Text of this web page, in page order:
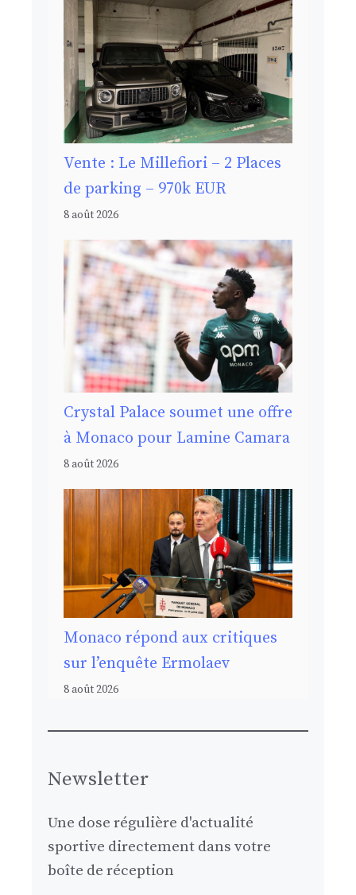
Vente : Le Millefiori – 2 Places
de parking – 970k EUR
8 août 2026
Crystal Palace soumet une offre
à Monaco pour Lamine Camara
8 août 2026
Monaco répond aux critiques
sur l’enquête Ermolaev
8 août 2026
Newsletter
Une dose régulière d'actualité
sportive directement dans votre
boîte de réception